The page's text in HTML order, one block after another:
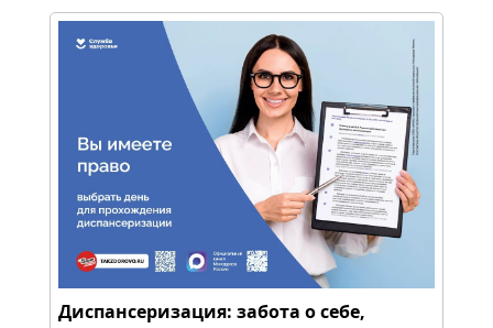
Диспансеризация: забота о себе,